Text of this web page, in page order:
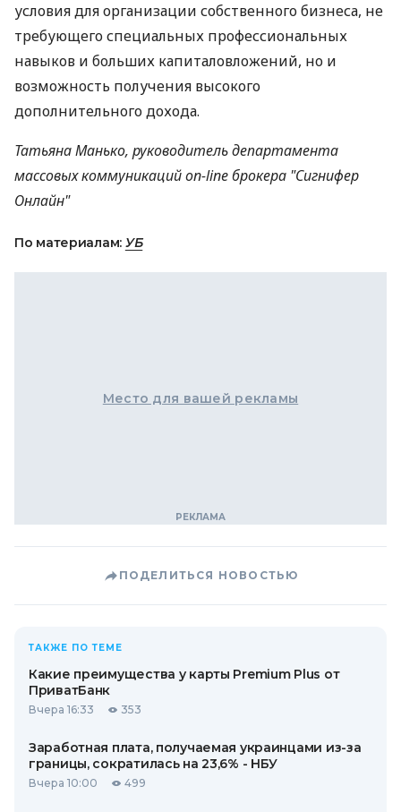
условия для организации собственного бизнеса, не
требующего специальных профессиональных
навыков и больших капиталовложений, но и
возможность получения высокого
дополнительного дохода.
Татьяна Манько, руководитель департамента
массовых коммуникаций on-line брокера "Сигнифер
Онлайн"
По материалам: УБ
Место для вашей рекламы
ПОДЕЛИТЬСЯ НОВОСТЬЮ
ТАКЖЕ ПО ТЕМЕ
Какие преимущества у карты Premium Plus от
ПриватБанк
Вчера 16:33 353
Заработная плата, получаемая украинцами из-за
границы, сократилась на 23,6% - НБУ
Вчера 10:00 499